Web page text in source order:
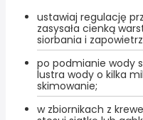
ustawiaj regulację
zasysała cienką
siorbania i
po podmianie wody
lustra wody o kilka
skimowanie;
w zbiornikach z